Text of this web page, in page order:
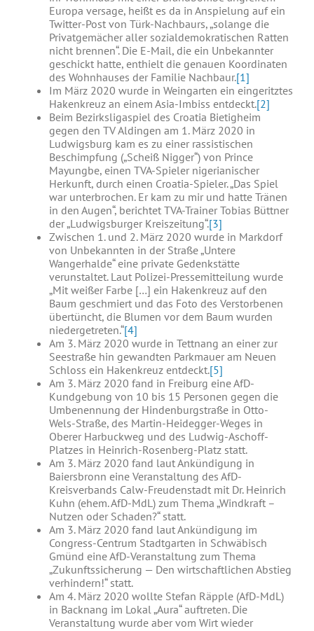
Europa versage, heißt es da in Anspielung auf ein
Twitter-Post von Türk-Nachbaurs, „solange die
Privatgemächer aller sozialdemokratischen Ratten
nicht brennen“. Die E-Mail, die ein Unbekannter
geschickt hatte, enthielt die genauen Koordinaten
des Wohnhauses der Familie Nachbaur.[1]
Im März 2020 wurde in Weingarten ein eingeritztes
Hakenkreuz an einem Asia-Imbiss entdeckt.[2]
Beim Bezirksligaspiel des Croatia Bietigheim
gegen den TV Aldingen am 1. März 2020 in
Ludwigsburg kam es zu einer rassistischen
Beschimpfung („Scheiß Nigger“) von Prince
Mayungbe, einen TVA-Spieler nigerianischer
Herkunft, durch einen Croatia-Spieler. „Das Spiel
war unterbrochen. Er kam zu mir und hatte Tränen
in den Augen“, berichtet TVA-Trainer Tobias Büttner
der „Ludwigsburger Kreiszeitung“.[3]
Zwischen 1. und 2. März 2020 wurde in Markdorf
von Unbekannten in der Straße „Untere
Wangerhalde“ eine private Gedenkstätte
verunstaltet. Laut Polizei-Pressemitteilung wurde
„Mit weißer Farbe […] ein Hakenkreuz auf den
Baum geschmiert und das Foto des Verstorbenen
übertüncht, die Blumen vor dem Baum wurden
niedergetreten.“[4]
Am 3. März 2020 wurde in Tettnang an einer zur
Seestraße hin gewandten Parkmauer am Neuen
Schloss ein Hakenkreuz entdeckt.[5]
Am 3. März 2020 fand in Freiburg eine AfD-
Kundgebung von 10 bis 15 Personen gegen die
Umbenennung der Hindenburgstraße in Otto-
Wels-Straße, des Martin-Heidegger-Weges in
Oberer Harbuckweg und des Ludwig-Aschoff-
Platzes in Heinrich-Rosenberg-Platz statt.
Am 3. März 2020 fand laut Ankündigung in
Baiersbronn eine Veranstaltung des AfD-
Kreisverbands Calw-Freudenstadt mit Dr. Heinrich
Kuhn (ehem. AfD-MdL) zum Thema „Windkraft –
Nutzen oder Schaden?“ statt.
Am 3. März 2020 fand laut Ankündigung im
Congress-Centrum Stadtgarten in Schwäbisch
Gmünd eine AfD-Veranstaltung zum Thema
„Zukunftssicherung — Den wirtschaftlichen Abstieg
verhindern!“ statt.
Am 4. März 2020 wollte Stefan Räpple (AfD-MdL)
in Backnang im Lokal „Aura“ auftreten. Die
Veranstaltung wurde aber vom Wirt wieder